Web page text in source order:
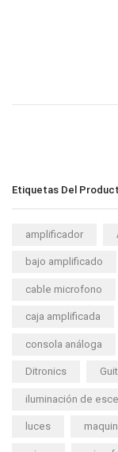
Etiquetas Del
amplificador
bajo amplificado
cable microfono
caja amplificada
consola análoga
Ditronics
iluminación de
luces